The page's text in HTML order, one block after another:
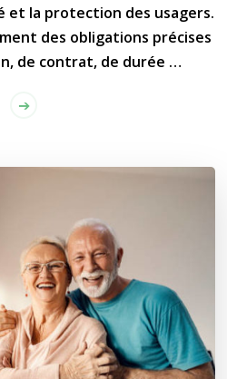
et la protection des usagers.
des obligations précises
de contrat, de durée …